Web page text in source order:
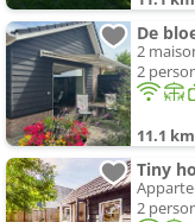
De
2
2
11.1 km
Tiny
2